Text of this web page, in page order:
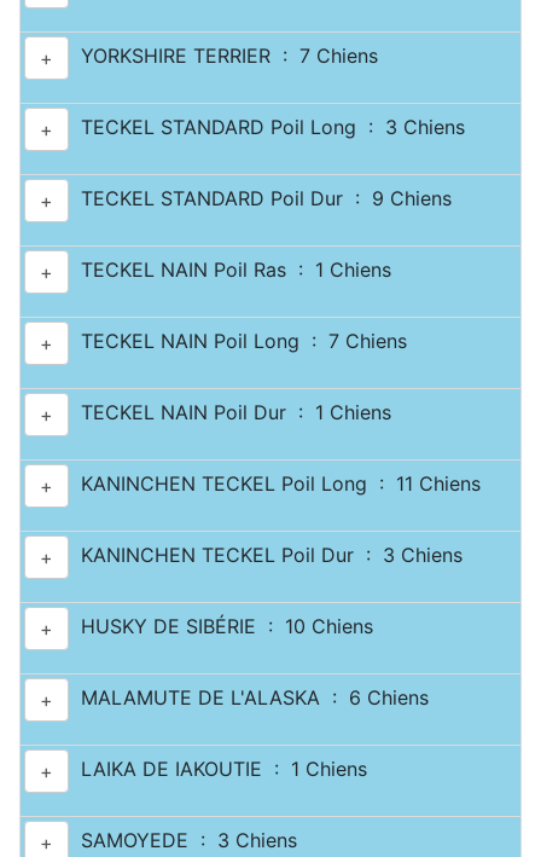
+ YORKSHIRE TERRIER : 7 Chiens
+ TECKEL STANDARD Poil Long : 3 Chiens
+ TECKEL STANDARD Poil Dur : 9 Chiens
+ TECKEL NAIN Poil Ras : 1 Chiens
+ TECKEL NAIN Poil Long : 7 Chiens
+ TECKEL NAIN Poil Dur : 1 Chiens
+ KANINCHEN TECKEL Poil Long : 11 Chiens
+ KANINCHEN TECKEL Poil Dur : 3 Chiens
+ HUSKY DE SIBÉRIE : 10 Chiens
+ MALAMUTE DE L'ALASKA : 6 Chiens
+ LAIKA DE IAKOUTIE : 1 Chiens
+ SAMOYEDE : 3 Chiens